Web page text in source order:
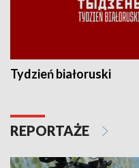
Tydzień białoruski
REPORTAŻE